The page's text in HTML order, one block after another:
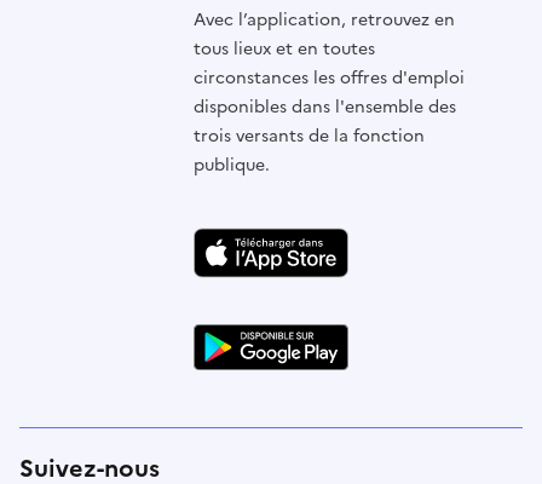
Avec l’application, retrouvez en
tous lieux et en toutes
circonstances les offres d'emploi
disponibles dans l'ensemble des
trois versants de la fonction
publique.
Suivez-nous